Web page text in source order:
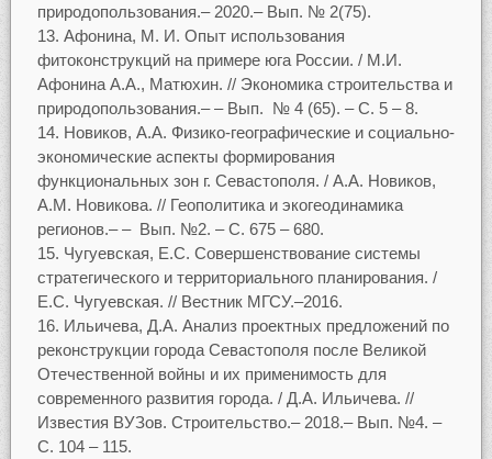
природопользования.– 2020.– Вып. № 2(75).
Афонина, М. И. Опыт использования
фитоконструкций на примере юга России. / М.И.
Афонина А.А., Матюхин. // Экономика строительства и
природопользования.– – Вып. № 4 (65). – С. 5 – 8.
Новиков, А.А. Физико-географические и социально-
экономические аспекты формирования
функциональных зон г. Севастополя. / А.А. Новиков,
А.М. Новикова. // Геополитика и экогеодинамика
регионов.– – Вып. №2. – С. 675 – 680.
Чугуевская, Е.С. Совершенствование системы
стратегического и территориального планирования. /
Е.С. Чугуевская. // Вестник МГСУ.–2016.
Ильичева, Д.А. Анализ проектных предложений по
реконструкции города Севастополя после Великой
Отечественной войны и их применимость для
современного развития города. / Д.А. Ильичева. //
Известия ВУЗов. Строительство.– 2018.– Вып. №4. –
С. 104 – 115.